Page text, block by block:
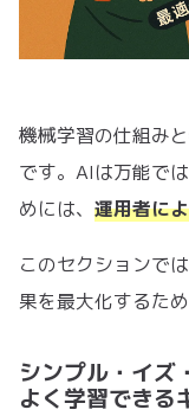
機械学習の仕組み
です。AIは万能で
めには、 運用者に
このセクションで
果を最大化するた
シンプル・イズ
よく学習できる